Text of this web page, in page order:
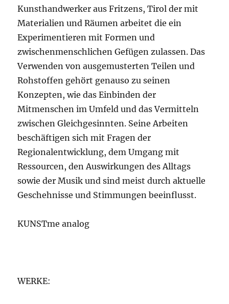
Kunsthandwerker aus Fritzens, Tirol der mit
Materialien und Räumen arbeitet die ein
Experimentieren mit Formen und
zwischenmenschlichen Gefügen zulassen. Das
Verwenden von ausgemusterten Teilen und
Rohstoffen gehört genauso zu seinen
Konzepten, wie das Einbinden der
Mitmenschen im Umfeld und das Vermitteln
zwischen Gleichgesinnten. Seine Arbeiten
beschäftigen sich mit Fragen der
Regionalentwicklung, dem Umgang mit
Ressourcen, den Auswirkungen des Alltags
sowie der Musik und sind meist durch aktuelle
Geschehnisse und Stimmungen beeinflusst.
KUNSTme analog
WERKE: